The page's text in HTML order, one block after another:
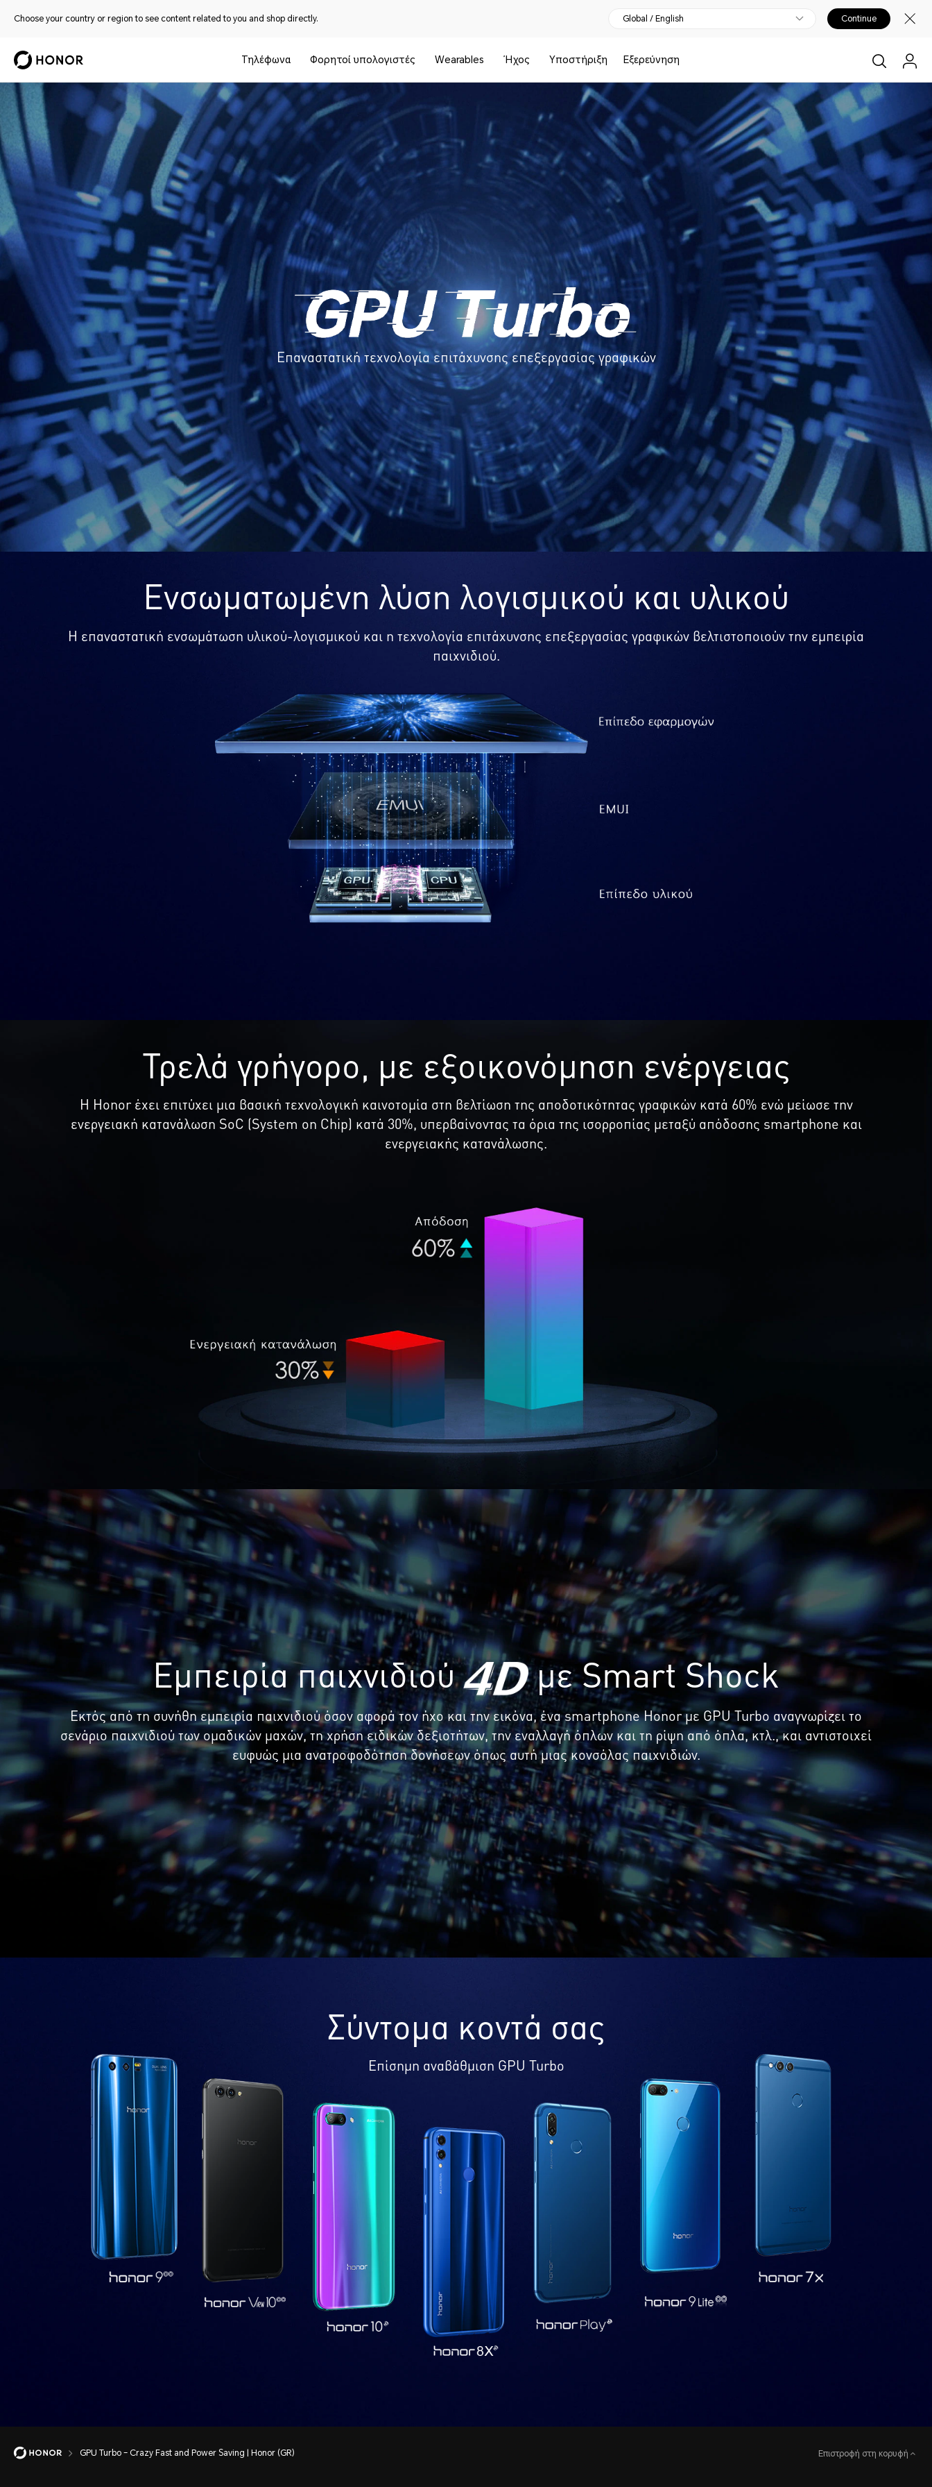
Choose your country or region to see content related to you and shop directly. Global / English Continue
Τηλέφωνα Φορητοί υπολογιστές Wearables Ήχος Υποστήριξη Εξερεύνηση
Επαναστατική τεχνολογία επιτάχυνσης επεξεργασίας γραφικών
Ενσωματωμένη λύση λογισμικού και υλικού
Η επαναστατική ενσωμάτωση υλικού-λογισμικού και η τεχνολογία επιτάχυνσης επεξεργασίας γραφικών βελτιστοποιούν την εμπειρία
παιχνιδιού.
Τρελά γρήγορο, με εξοικονόμηση ενέργειας
Η Honor έχει επιτύχει μια βασική τεχνολογική καινοτομία στη βελτίωση της αποδοτικότητας γραφικών κατά 60% ενώ μείωσε την
ενεργειακή κατανάλωση SoC (System on Chip) κατά 30%, υπερβαίνοντας τα όρια της ισορροπίας μεταξύ απόδοσης smartphone και
ενεργειακής κατανάλωσης.
Εμπειρία παιχνιδιού με Smart Shock
Εκτός από τη συνήθη εμπειρία παιχνιδιού όσον αφορά τον ήχο και την εικόνα, ένα smartphone Honor με GPU Turbo αναγνωρίζει το
σενάριο παιχνιδιού των ομαδικών μαχών, τη χρήση ειδικών δεξιοτήτων, την εναλλαγή όπλων και τη ρίψη από όπλα, κτλ., και αντιστοιχεί
ευφυώς μια ανατροφοδότηση δονήσεων όπως αυτή μιας κονσόλας παιχνιδιών.
Σύντομα κοντά σας
Επίσημη αναβάθμιση GPU Turbo
GPU Turbo – Crazy Fast and Power Saving | Honor (GR) Επιστροφή στη κορυφή